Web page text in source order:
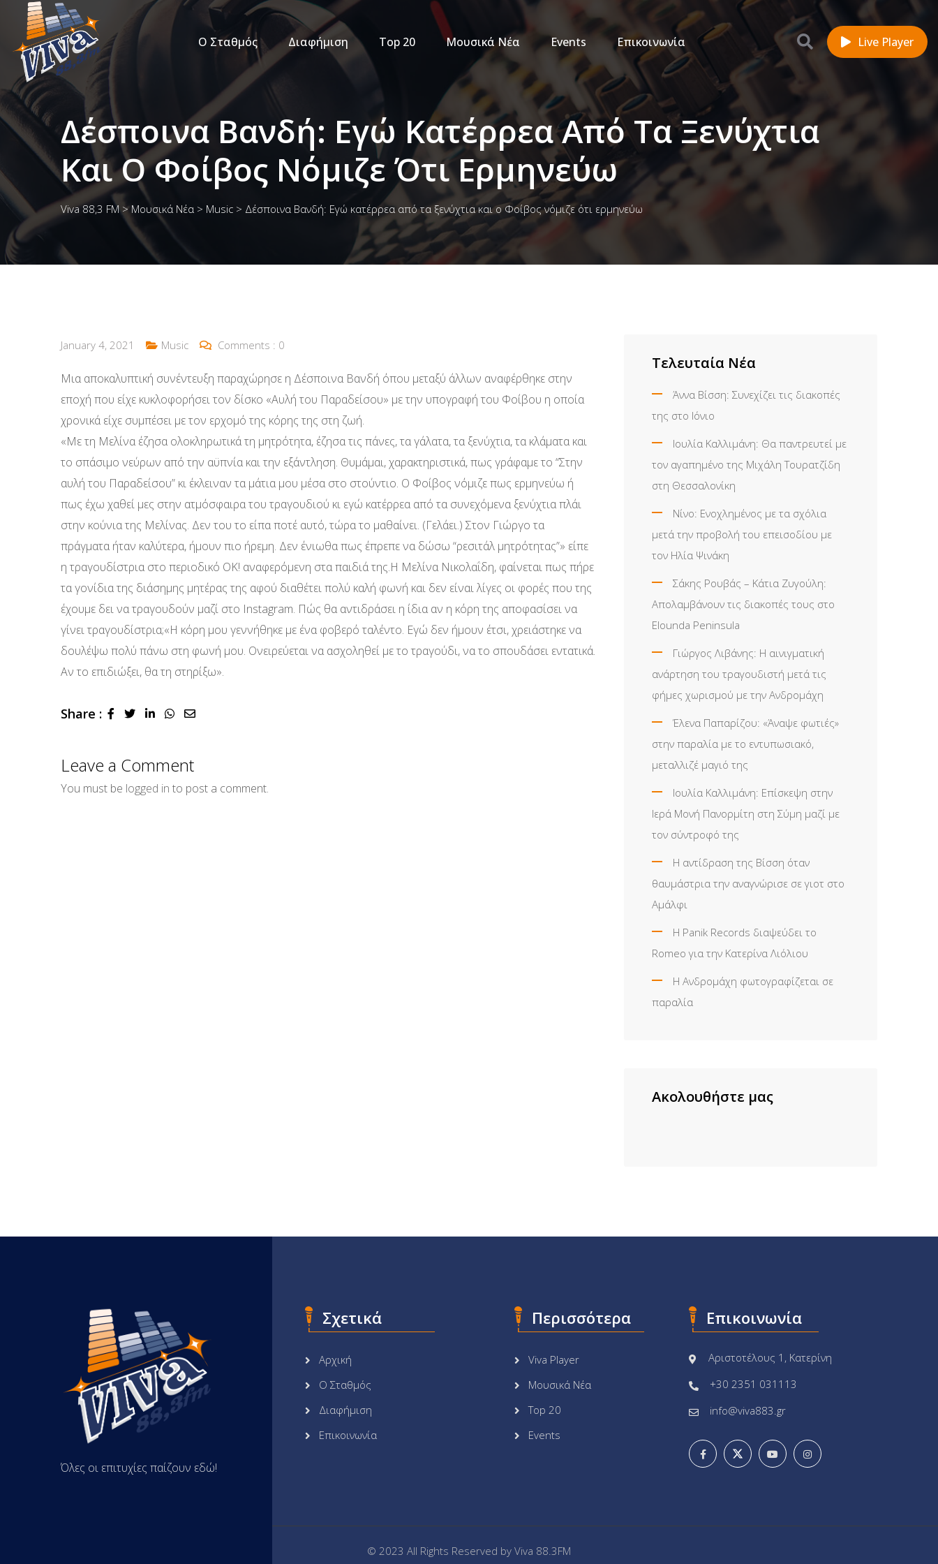
Ο Σταθμός Διαφήμιση Top 20 Μουσικά Νέα Events Επικοινωνία Live Player
Δέσποινα Βανδή: Εγώ Κατέρρεα Από Τα Ξενύχτια
Και Ο Φοίβος Νόμιζε Ότι Ερμηνεύω
Viva 88,3 FM> Μουσικά Νέα > Music > Δέσποινα Βανδή: Εγώ κατέρρεα από τα ξενύχτια και ο Φοίβος νόμιζε ότι ερμηνεύω
January 4, 2021 Music Comments : 0
Μια αποκαλυπτική συνέντευξη παραχώρησε η Δέσποινα Βανδή όπου μεταξύ άλλων αναφέρθηκε στην
εποχή που είχε κυκλοφορήσει τον δίσκο «Αυλή του Παραδείσου» με την υπογραφή του Φοίβου η οποία
χρονικά είχε συμπέσει με τον ερχομό της κόρης της στη ζωή.
«Με τη Μελίνα έζησα ολοκληρωτικά τη μητρότητα, έζησα τις πάνες, τα γάλατα, τα ξενύχτια, τα κλάματα και
το σπάσιμο νεύρων από την αϋπνία και την εξάντληση. Θυμάμαι, χαρακτηριστικά, πως γράφαμε το “Στην
αυλή του Παραδείσου” κι έκλειναν τα μάτια μου μέσα στο στούντιο. Ο Φοίβος νόμιζε πως ερμηνεύω ή
πως έχω χαθεί μες στην ατμόσφαιρα του τραγουδιού κι εγώ κατέρρεα από τα συνεχόμενα ξενύχτια πλάι
στην κούνια της Μελίνας. Δεν του το είπα ποτέ αυτό, τώρα το μαθαίνει. (Γελάει.) Στον Γιώργο τα
πράγματα ήταν καλύτερα, ήμουν πιο ήρεμη. Δεν ένιωθα πως έπρεπε να δώσω “ρεσιτάλ μητρότητας”» είπε
η τραγουδίστρια στο περιοδικό ΟΚ! αναφερόμενη στα παιδιά της.Η Μελίνα Νικολαΐδη, φαίνεται πως πήρε
τα γονίδια της διάσημης μητέρας της αφού διαθέτει πολύ καλή φωνή και δεν είναι λίγες οι φορές που της
έχουμε δει να τραγουδούν μαζί στο Instagram. Πώς θα αντιδράσει η ίδια αν η κόρη της αποφασίσει να
γίνει τραγουδίστρια;«Η κόρη μου γεννήθηκε με ένα φοβερό ταλέντο. Εγώ δεν ήμουν έτσι, χρειάστηκε να
δουλέψω πολύ πάνω στη φωνή μου. Ονειρεύεται να ασχοληθεί με το τραγούδι, να το σπουδάσει εντατικά.
Αν το επιδιώξει, θα τη στηρίξω».
Share : LinkedInWhatsapp
Share
Leave a Comment
You must be logged in to post a comment.
Τελευταία Νέα
Άννα Βίσση: Συνεχίζει τις διακοπές
της στο Ιόνιο
Ιουλία Καλλιμάνη: Θα παντρευτεί με
τον αγαπημένο της Μιχάλη Τουρατζίδη
στη Θεσσαλονίκη
Νίνο: Ενοχλημένος με τα σχόλια
μετά την προβολή του επεισοδίου με
τον Ηλία Ψινάκη
Σάκης Ρουβάς – Κάτια Ζυγούλη:
Απολαμβάνουν τις διακοπές τους στο
Elounda Peninsula
Γιώργος Λιβάνης: Η αινιγματική
ανάρτηση του τραγουδιστή μετά τις
φήμες χωρισμού με την Ανδρομάχη
Έλενα Παπαρίζου: «Άναψε φωτιές»
στην παραλία με το εντυπωσιακό,
μεταλλιζέ μαγιό της
Ιουλία Καλλιμάνη: Επίσκεψη στην
Ιερά Μονή Πανορμίτη στη Σύμη μαζί με
τον σύντροφό της
Η αντίδραση της Βίσση όταν
θαυμάστρια την αναγνώρισε σε γιοτ στο
Αμάλφι
Η Panik Records διαψεύδει το
Romeo για την Κατερίνα Λιόλιου
Η Ανδρομάχη φωτογραφίζεται σε
παραλία
Ακολουθήστε μας
Όλες οι επιτυχίες παίζουν εδώ!
Σχετικά
Αρχική
Ο Σταθμός
Διαφήμιση
Επικοινωνία
Περισσότερα
Viva Player
Μουσικά Νέα
Top 20
Events
Επικοινωνία
Αριστοτέλους 1, Κατερίνη
+30 2351 031113
info@viva883.gr
© 2023 All Rights Reserved by Viva 88.3FM